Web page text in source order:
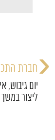
חברת
יום גיבוש,
ליצור
‹